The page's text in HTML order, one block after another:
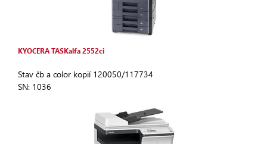
KYOCERA TASKalfa 2552ci
Stav čb a color kopií 120050/117734
SN: 1036